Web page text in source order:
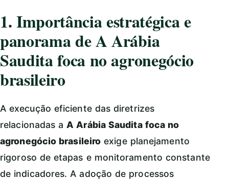
1. Importância estratégica e
panorama de A Arábia
Saudita foca no agronegócio
brasileiro
A execução eficiente das diretrizes
relacionadas a A Arábia Saudita foca no
agronegócio brasileiro exige planejamento
rigoroso de etapas e monitoramento constante
de indicadores. A adoção de processos